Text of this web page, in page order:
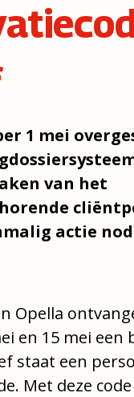
1 mei
van het
actie
Opella
en 15 mei
staat een
Met deze